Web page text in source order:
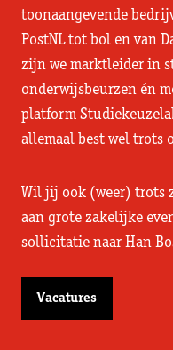
toonaangevende
PostNL tot bol en van
zijn we marktleider in
onderwijsbeurzen én
platform
allemaal best wel trots
Wil jij ook (weer) trots
aan grote zakelijke
sollicitatie naar Han
Vacatures